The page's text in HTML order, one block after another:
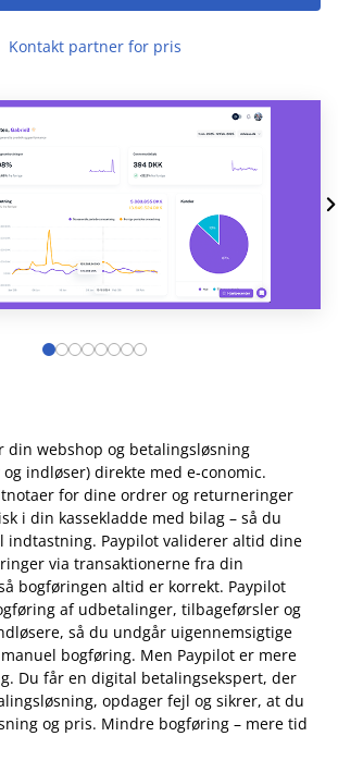
Kontakt partner for pris
din webshop og betalingsløsning
indløser) direkte med e‑conomic.
for dine ordrer og returneringer
i din kassekladde med bilag – så du
indtastning. Paypilot validerer altid dine
via transaktionerne fra din
bogføringen altid er korrekt. Paypilot
af udbetalinger, tilbageførsler og
så du undgår uigennemsigtige
bogføring. Men Paypilot er mere
Du får en digital betalingsekspert, der
opdager fejl og sikrer, at du
og pris. Mindre bogføring – mere tid